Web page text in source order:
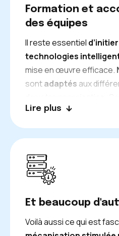
Formation et
des équipes
Il reste essentiel
technologies
mise en œuvre efficace.
sontadaptés aux
progressif établit de
et assurela
mis en place.
Lire plus
Et beaucoup
Voilà aussi ce qui est